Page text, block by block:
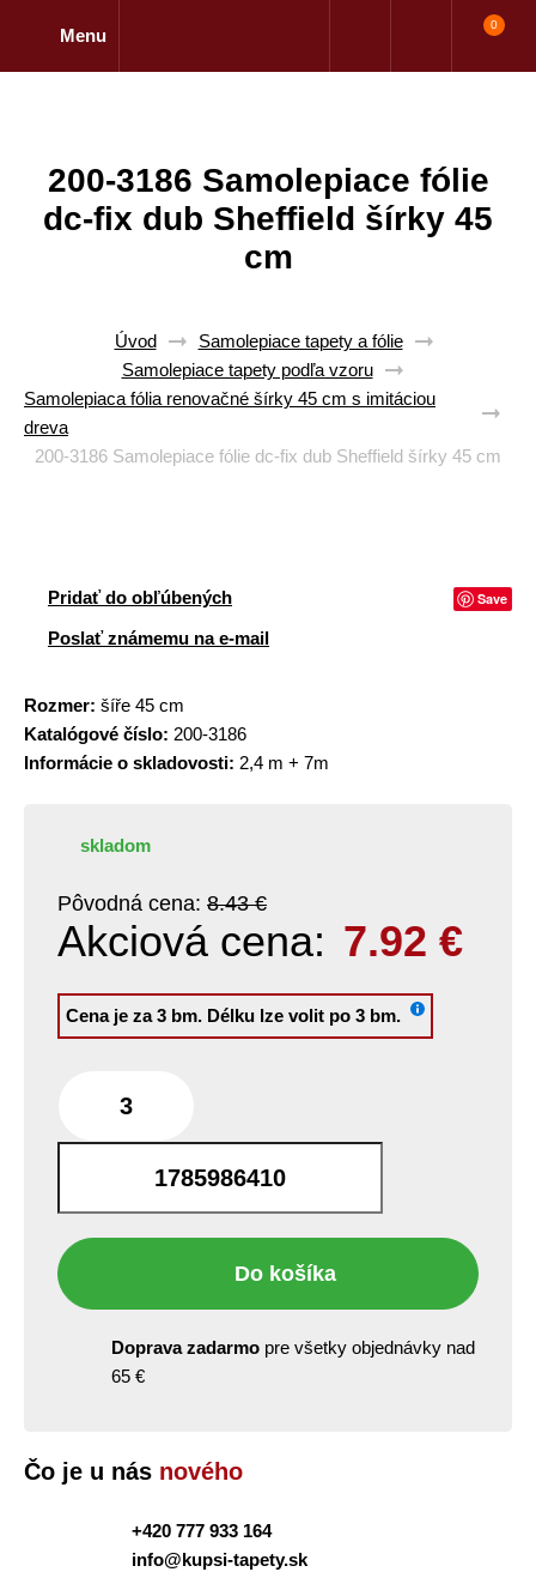
Menu
0
200-3186 Samolepiace fólie
dc-fix dub Sheffield šírky 45
cm
Úvod
Samolepiace tapety a fólie
Samolepiace tapety podľa vzoru
Samolepiaca fólia renovačné šírky 45 cm s imitáciou
dreva
200-3186 Samolepiace fólie dc-fix dub Sheffield šírky 45 cm
Pridať do obľúbených Save
Poslať známemu na e-mail
Rozmer: šíře 45 cm
Katalógové číslo: 200-3186
Informácie o skladovosti: 2,4 m + 7m
skladom
Pôvodná cena: 8.43 €
Akciová cena: 7.92 €
Cena je za 3 bm. Délku lze volit po 3 bm.
bm
Do košíka
Doprava zadarmo pre všetky objednávky nad
65 €
Čo je u nás nového
+420 777 933 164
info@kupsi-tapety.sk